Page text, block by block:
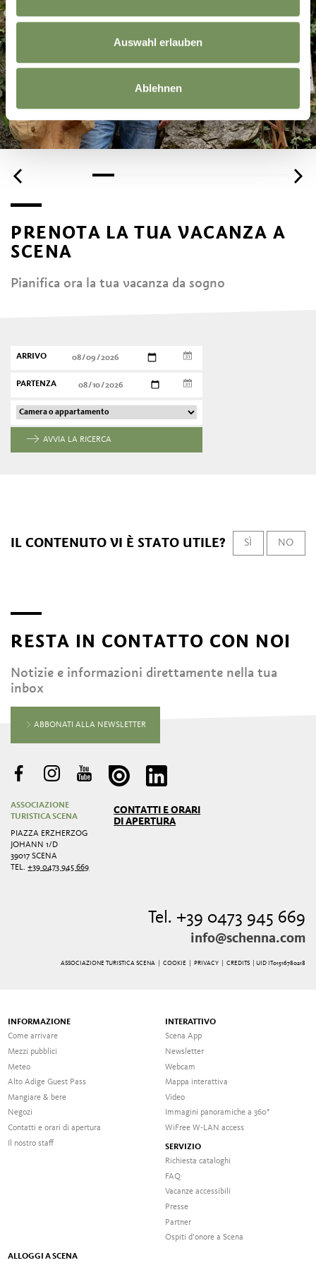
Auswahl erlauben
Ablehnen
PRENOTA LA TUA VACANZA A
SCENA
Pianifica ora la tua vacanza da sogno
ARRIVO
PARTENZA
AVVIA LA RICERCA
IL CONTENUTO VI È STATO UTILE? SÌ NO
RESTA IN CONTATTO CON NOI
Notizie e informazioni direttamente nella tua
inbox
ABBONATI ALLA NEWSLETTER
ASSOCIAZIONE
TURISTICA SCENA
PIAZZA ERZHERZOG
JOHANN 1/D
39017 SCENA
TEL.+39 0473 945 669
CONTATTI E ORARI
DI APERTURA
Tel. +39 0473 945 669
info@schenna.com
ASSOCIAZIONE TURISTICA SCENA | COOKIE PRIVACY| CREDITS | UID IT01516780218
INFORMAZIONE
Come arrivare
Mezzi pubblici
Meteo
Alto Adige Guest Pass
Mangiare & bere
Negozi
Contatti e orari di apertura
Il nostro staff
INTERATTIVO
Scena App
Newsletter
Webcam
Mappa interattiva
Video
Immagini panoramiche a 360°
WiFree W-LAN access
SERVIZIO
Richiesta cataloghi
FAQ
Vacanze accessibili
Presse
Partner
Ospiti d’onore a Scena
ALLOGGI A SCENA